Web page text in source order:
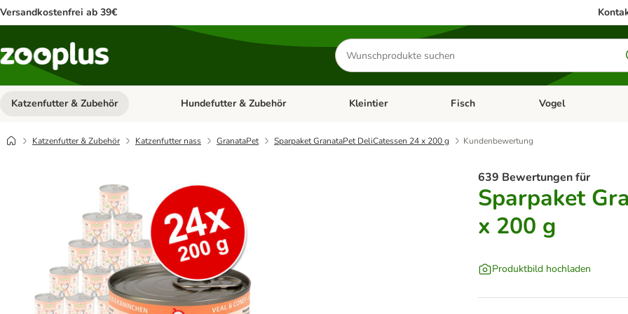
Versandkostenfrei ab 39€
Produkte
suchen
Katzenfutter & Zubehör Kategorie-Menü öffnen: Katzenfutter & Zubehör
Hundefutter & Zubehör Kategorie-Menü öffnen: Hundefutter & Zubehör
Kleintier Kategorie-Menü öffnen: Kleintier
Fisch Kategorie-Menü
Vogel
Katzenfutter & Zubehör Katzenfutter nass GranataPet Sparpaket GranataPet DeliCatessen 24 x 200 g Kundenbewertung
639 Bewertungen für
Sparpaket
x 200 g
Produktbild hochladen